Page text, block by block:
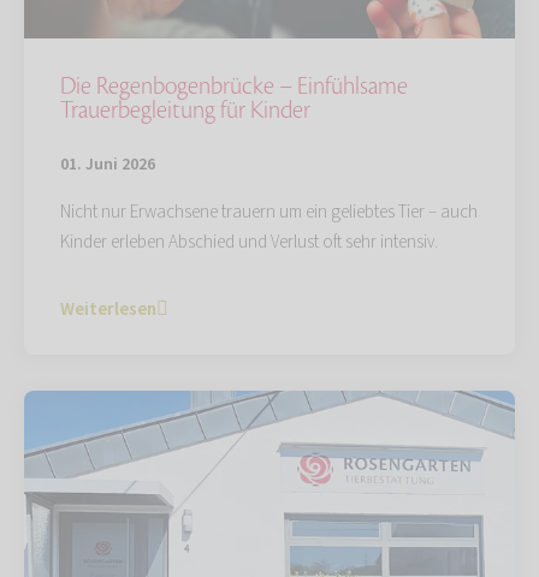
Die Regenbogenbrücke – Einfühlsame
Trauerbegleitung für Kinder
01. Juni 2026
Nicht nur Erwachsene trauern um ein geliebtes Tier – auch
Kinder erleben Abschied und Verlust oft sehr intensiv.
Weiterlesen